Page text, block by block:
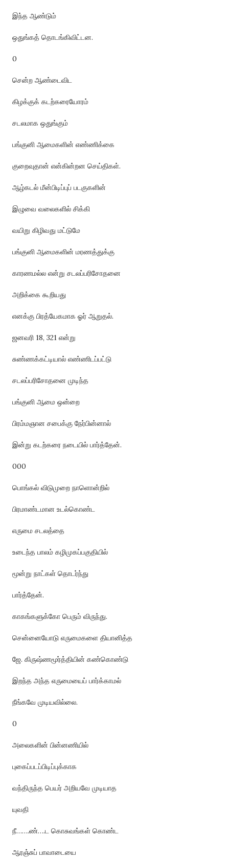
இந்த ஆண்டும்
ஒதுங்கத் தொடங்கிவிட்டன.
0
சென்ற ஆண்டைவிட
கிழக்குக் கடற்கரையோரம்
சடலமாக ஒதுங்கும்
பங்குனி ஆமைகளின் எண்ணிக்கை
குறைவுதான் என்கின்றன செய்திகள்.
ஆழ்கடல் மீன்பிடிப்புப் படகுகளின்
இழுவை வலைகளில் சிக்கி
வயிறு கிழிவது மட்டுமே
பங்குனி ஆமைகளின் மரணத்துக்கு
காரணமல்ல என்று சடலப்பரிசோதனை
அறிக்கை கூறியது
எனக்கு பிரத்யேகமாக ஓர் ஆறுதல்.
ஜனவரி 18, 321 என்று
சுண்ணக்கட்டியால் எண்ணிடப்பட்டு
சடலப்பரிசோதனை முடிந்த
பங்குனி ஆமை ஒன்றை
பிரம்மஞான சபைக்கு நேர்பின்னால்
இன்று கடற்கரை நடையில் பார்த்தேன்.
000
பொங்கல் விடுமுறை நாளொன்றில்
பிரமாண்டமான உடல்கொண்ட
எருமை சடலத்தை
உடைந்த பாலம் கழிமுகப்பகுதியில்
மூன்று நாட்கள் தொடர்ந்து
பார்த்தேன்.
காகங்களுக்கோ பெரும் விருந்து.
சென்னையோடு எருமைகளை தியானித்த
ஜே. கிருஷ்ணமூர்த்தியின் கண்கொண்டு
இறந்த அந்த எருமையைப் பார்க்காமல்
நீங்கவே முடியவில்லை.
0
அலைகளின் பின்னணியில்
புகைப்படப்பிடிப்புக்காக
வந்திருந்த பெயர் அறியவே முடியாத
யுவதி
நீ…….ண்….ட கொசுவங்கள் கொண்ட
ஆரஞ்சுப் பாவாடையை